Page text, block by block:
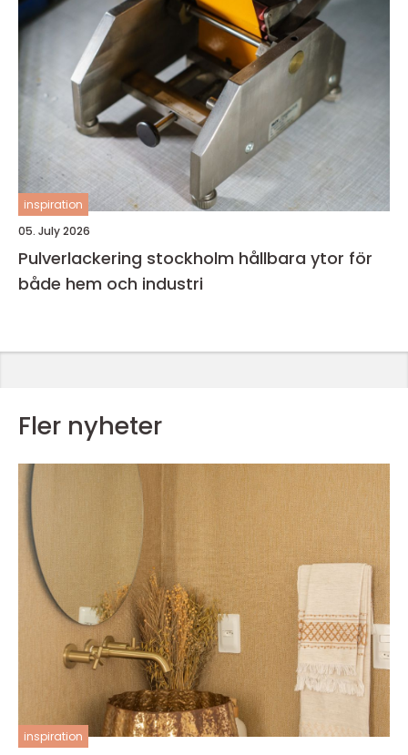
inspiration
05. July 2026
Pulverlackering stockholm hållbara ytor för
både hem och industri
Fler nyheter
inspiration